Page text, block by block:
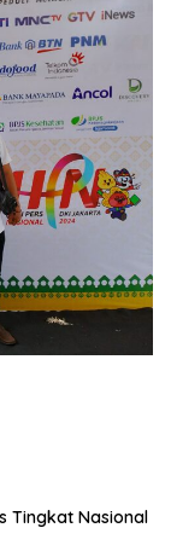
Tingkat Nasional